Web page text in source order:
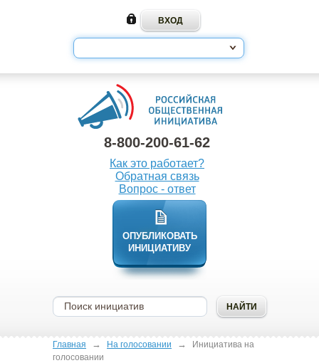
8-800-200-61-62
Как это работает?
Обратная связь
Вопрос - ответ
ОПУБЛИКОВАТЬ
ИНИЦИАТИВУ
Главная → На голосовании →
Инициатива на
голосовании